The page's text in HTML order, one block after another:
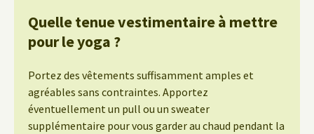
Quelle tenue vestimentaire à mettre
pour le yoga ?
Portez des vêtements suffisamment amples et
agréables sans contraintes. Apportez
éventuellement un pull ou un sweater
supplémentaire pour vous garder au chaud pendant la